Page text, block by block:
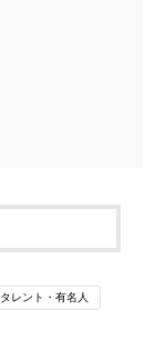
タレント・有名人